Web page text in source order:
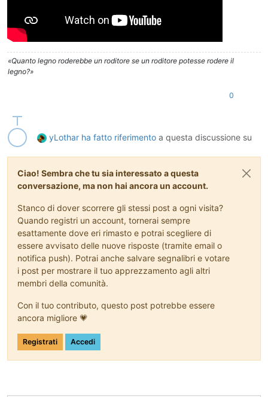
«Quanto legno roderebbe un roditore se un roditore potesse rodere il
legno?»
0
yLothar ha fatto riferimento a questa discussione su
Ciao! Sembra che tu sia interessato a questa
conversazione, ma non hai ancora un account.
Stanco di dover scorrere gli stessi post a ogni visita?
Quando registri un account, tornerai sempre
esattamente dove eri rimasto e potrai scegliere di
essere avvisato delle nuove risposte (tramite email o
notifica push). Potrai anche salvare segnalibri e votare
i post per mostrare il tuo apprezzamento agli altri
membri della comunità.
Con il tuo contributo, questo post potrebbe essere
ancora migliore 💗
Registrati Accedi